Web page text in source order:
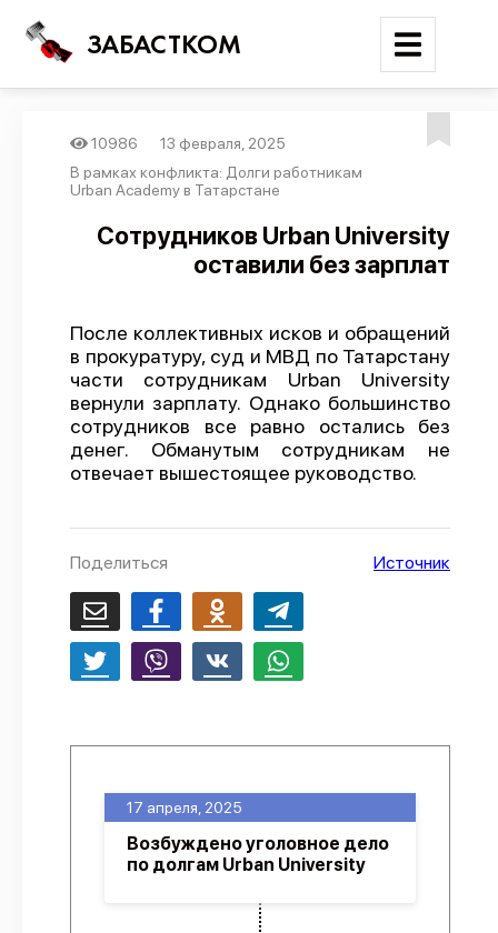
ЗАБАСТКОМ
Войти
Поиск
Новости
Трудовые конфликты
Отчеты
Предложить публикацию
Справочник
О проекте
Политика конфиденциальности
10986
13 февраля, 2025
В рамках конфликта: Долги работникам
Urban Academy в Татарстане
Сотрудников Urban University
оставили без зарплат
После коллективных исков и обращений
в прокуратуру, суд и МВД по Татарстану
части сотрудникам Urban University
вернули зарплату. Однако большинство
сотрудников все равно остались без
денег. Обманутым сотрудникам не
отвечает вышестоящее руководство.
Поделиться Источник
17 апреля, 2025
Возбуждено уголовное дело
по долгам Urban University